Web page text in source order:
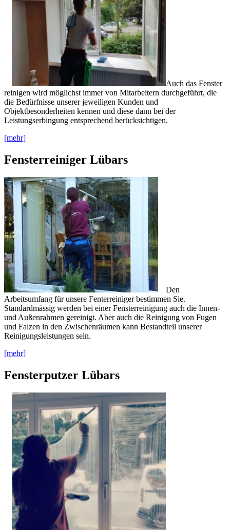
Auch das Fenster
reinigen wird möglichst immer von Mitarbeitern durchgeführt, die
die Bedürfnisse unserer jeweiligen Kunden und
Objektbesonderheiten kennen und diese dann bei der
Leistungserbingung entsprechend berücksichtigen.
[mehr]
Fensterreiniger Lübars
Den
Arbeitsumfang für unsere Fenterreiniger bestimmen Sie.
Standardmässig werden bei einer Fensterreinigung auch die Innen-
und Außenrahmen gereinigt. Aber auch die Reinigung von Fugen
und Falzen in den Zwischenräumen kann Bestandteil unserer
Reinigungsleistungen sein.
[mehr]
Fensterputzer Lübars